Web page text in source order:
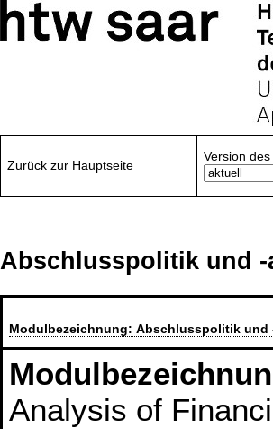
Zurück zur Hauptseite
Version
Abschlusspolitik und -
Modulbezeichnung:Abschlusspolitik und
Analysis of